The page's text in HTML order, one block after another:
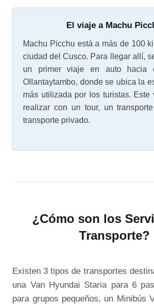
El viaje a Machu
Machu Picchu está a más de 100
ciudad del Cusco. Para llegar allí,
un primer viaje en auto hacia
Ollantaytambo, donde se ubica la
más utilizada por los turistas. Este
realizar con un tour, un
transporte privado.
¿Cómo son los
Transporte?
Existen 3 tipos de transportes
una Van Hyundai Staria para 6
para grupos pequeños, un Minibús